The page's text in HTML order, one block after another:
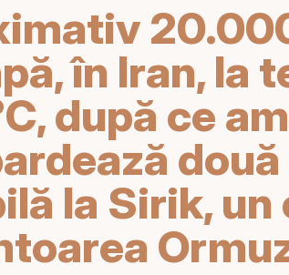
în Iran, la
după ce
la Sirik,